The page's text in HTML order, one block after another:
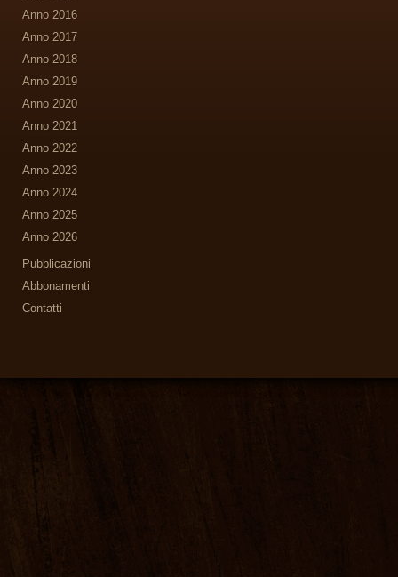
Anno 2016
Anno 2017
Anno 2018
Anno 2019
Anno 2020
Anno 2021
Anno 2022
Anno 2023
Anno 2024
Anno 2025
Anno 2026
Pubblicazioni
Abbonamenti
Contatti